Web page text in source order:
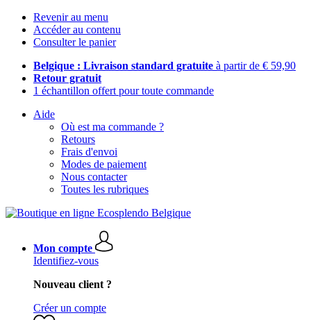
Revenir au menu
Accéder au contenu
Consulter le panier
Belgique : Livraison standard gratuite à partir de € 59,90
Retour gratuit
1 échantillon offert pour toute commande
Aide
Où est ma commande ?
Retours
Frais d'envoi
Modes de paiement
Nous contacter
Toutes les rubriques
Mon compte
Identifiez-vous
Nouveau client ?
Créer un compte